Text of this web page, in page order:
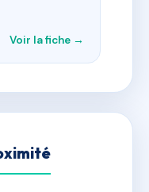
Voir la fiche →